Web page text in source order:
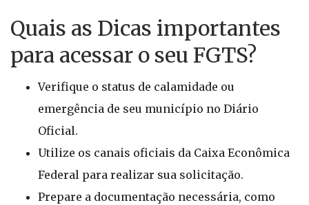
Quais as Dicas importantes
para acessar o seu FGTS?
Verifique o status de calamidade ou
emergência de seu município no Diário
Oficial.
Utilize os canais oficiais da Caixa Econômica
Federal para realizar sua solicitação.
Prepare a documentação necessária, como